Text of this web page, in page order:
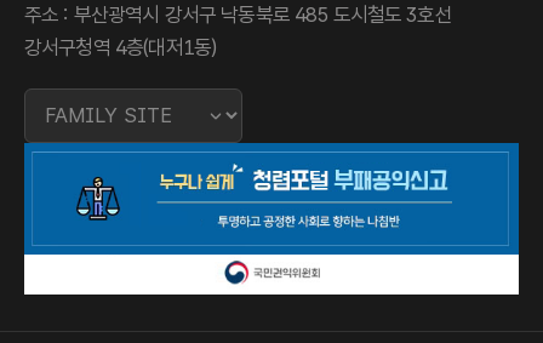
주소 : 부산광역시 강서구 낙동북로 485 도시철도 3호선
강서구청역 4층(대저1동)